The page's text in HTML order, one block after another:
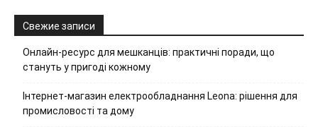
Свежие записи
Онлайн-ресурс для мешканців: практичні поради, що
стануть у пригоді кожному
Інтернет-магазин електрообладнання Leona: рішення для
промисловості та дому